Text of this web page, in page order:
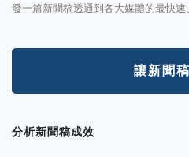
發一篇新聞稿透通到各大媒體的最快速
讓新聞
分析新聞稿成效